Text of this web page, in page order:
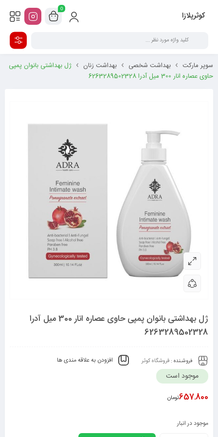
کوثرپلازا
0
سوپر مارکت بهداشت شخصی بهداشت زنان
ژل بهداشتی بانوان پمپی
حاوی عصاره انار 300 میل آدرا 6263289502328
ژل بهداشتی بانوان پمپی حاوی عصاره انار 300 میل آدرا
6263289502328
فروشـنده : فروشگاه کوثر افزودن به علاقه مندی ها
موجود است
657.800تومان
موجود در انبار